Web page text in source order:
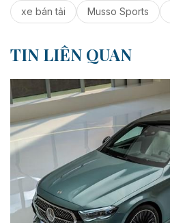
xe bán tải
Musso Sports
TIN LIÊN QUAN